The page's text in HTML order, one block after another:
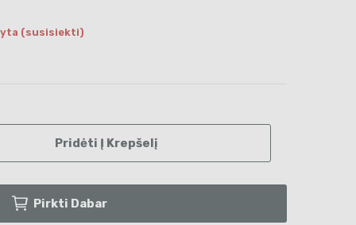
(susisiekti)
Pridėti Į Krepšelį
Pirkti Dabar